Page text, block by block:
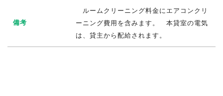
備考
ルームクリーニング料金にエアコンクリ
ーニング費用を含みます。 本貸室の電気
は、貸主から配給されます。